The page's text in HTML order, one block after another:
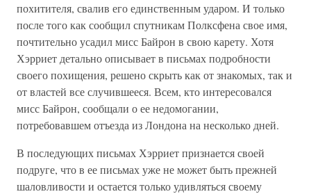
похитителя, свалив его единственным ударом. И только
после того как сообщил спутникам Полксфена свое имя,
почтительно усадил мисс Байрон в свою карету. Хотя
Хэрриет детально описывает в письмах подробности
своего похищения, решено скрыть как от знакомых, так и
от властей все случившееся. Всем, кто интересовался
мисс Байрон, сообщали о ее недомогании,
потребовавшем отъезда из Лондона на несколько дней.
В последующих письмах Хэрриет признается своей
подруге, что в ее письмах уже не может быть прежней
шаловливости и остается только удивляться своему